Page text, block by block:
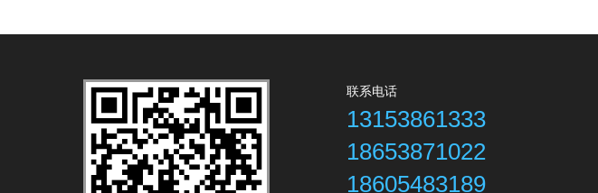
联系电话
13153861333
18653871022
18605483189